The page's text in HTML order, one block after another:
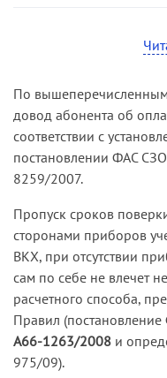
размере привело
ответчика оплату
которым
водоснабжающей
Апелляционный
Правил, а также
Федерации по
№ ЛЧ-3555/12,
применения
применение в
регулирующего
отменить
жалобы считал,
приборы учета
были
питьевой воды,
подлежит
Как следовало
Предприятие
и Институт
оказание
отпуску тепловой
хозяйственно-
канализационных
По
довод абонента об
соответствии с
постановлении ФАС
8259/2007.
Пропуск сроков
сторонами приборов
ВКХ, при отсутствии
сам по себе не влечет
расчетного способа,
Правил
А66-1263/2008 и
975/09).